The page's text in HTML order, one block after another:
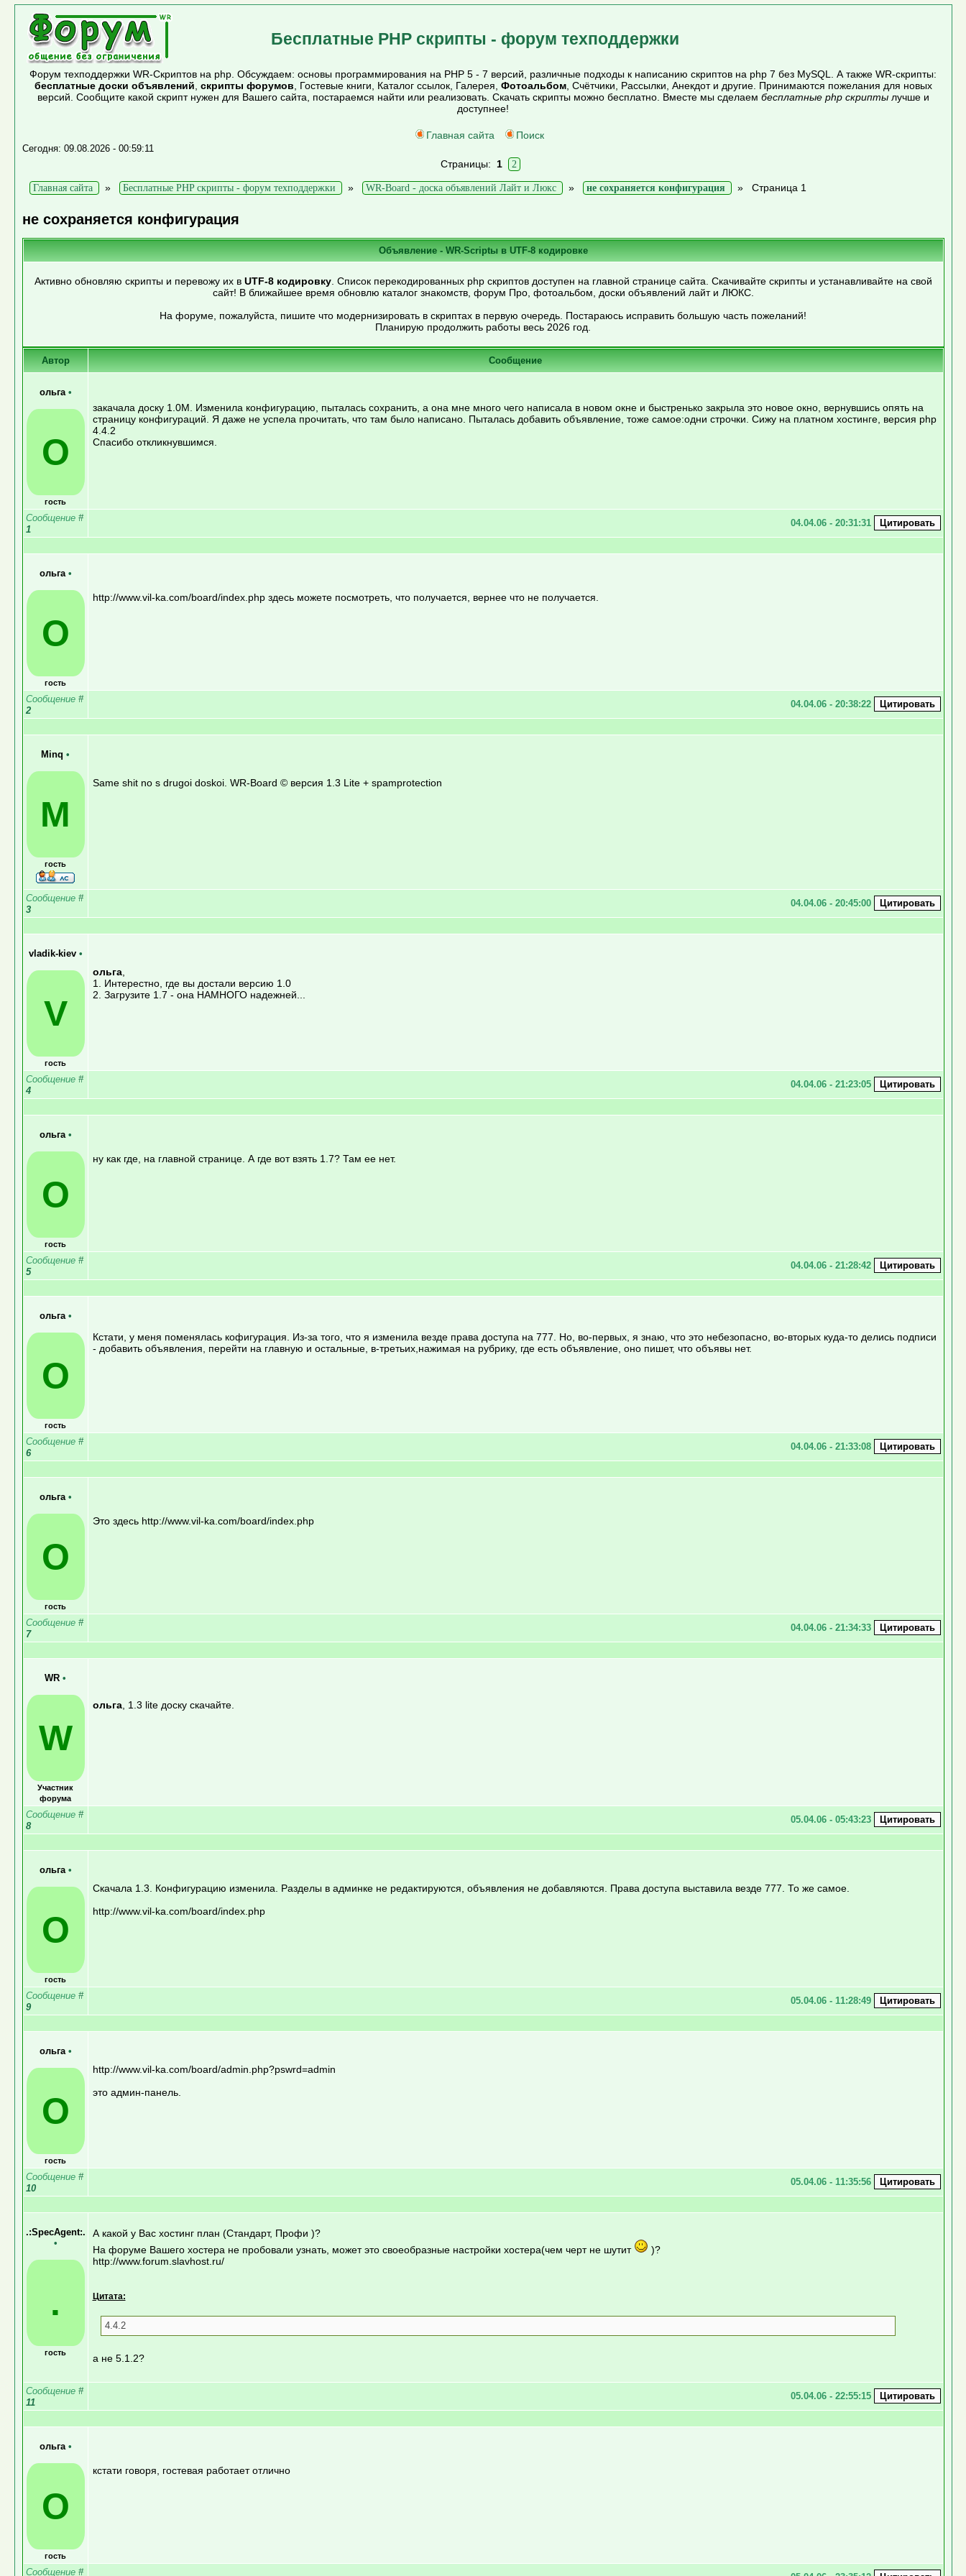
Бесплатные PHP скрипты - форум техподдержки
Форум техподдержки WR-Скриптов на php. Обсуждаем: основы программирования на PHP 5 - 7 версий, различные подходы к написанию скриптов на php 7 без MySQL. А также WR-скрипты:
бесплатные доски объявлений скрипты форумов , Гостевые книги, Каталог ссылок, Галерея, Фотоальбом, Счётчики, Рассылки, Анекдот и другие. Принимаются пожелания для новых
версий. Сообщите какой скрипт нужен для Вашего сайта, постараемся найти или реализовать. Скачать скрипты можно бесплатно. Вместе мы сделаем бесплатные php скриптылучше и
доступнее!
Главная сайта Поиск
Сегодня: 09.08.2026 - 00:59:11
Страницы: 1 2
Главная сайта » Бесплатные PHP скрипты - форум техподдержки » WR-Board - доска объявлений Лайт и Люкс » не сохраняется конфигурация » Страница 1
не сохраняется конфигурация
Объявление - WR-Scriptы в UTF-8 кодировке
Активно обновляю скрипты и перевожу их в UTF-8 кодировку. Список перекодированных php скриптов доступен на главной странице сайта. Скачивайте скрипты и устанавливайте на свой
сайт! В ближайшее время обновлю каталог знакомств, форум Про, фотоальбом, доски объявлений лайт и ЛЮКС.
На форуме, пожалуйста, пишите что модернизировать в скриптах в первую очередь. Постараюсь исправить большую часть пожеланий!
Планирую продолжить работы весь 2026 год.
Автор Сообщение
ольга •
О
гость
закачала доску 1.0М. Изменила конфигурацию, пыталась сохранить, а она мне много чего написала в новом окне и быстренько закрыла это новое окно, вернувшись опять на
страницу конфигураций. Я даже не успела прочитать, что там было написано. Пыталась добавить объявление, тоже самое:одни строчки. Сижу на платном хостинге, версия php
4.4.2
Спасибо откликнувшимся.
Сообщение #
1
04.04.06 - 20:31:31
ольга •
О
гость
http://www.vil-ka.com/board/index.php здесь можете посмотреть, что получается, вернее что не получается.
Сообщение #
2
04.04.06 - 20:38:22
Minq •
M
гость
Same shit no s drugoi doskoi. WR-Board © версия 1.3 Lite + spamprotection
Сообщение #
3
04.04.06 - 20:45:00
vladik-kiev •
V
гость
ольга,
1. Интерестно, где вы достали версию 1.0
2. Загрузите 1.7 - она НАМНОГО надежней...
Сообщение #
4
04.04.06 - 21:23:05
ольга •
О
гость
ну как где, на главной странице. А где вот взять 1.7? Там ее нет.
Сообщение #
5
04.04.06 - 21:28:42
ольга •
О
гость
Кстати, у меня поменялась кофигурация. Из-за того, что я изменила везде права доступа на 777. Но, во-первых, я знаю, что это небезопасно, во-вторых куда-то делись подписи
- добавить объявления, перейти на главную и остальные, в-третьих,нажимая на рубрику, где есть объявление, оно пишет, что объявы нет.
Сообщение #
6
04.04.06 - 21:33:08
ольга •
О
гость
Это здесь http://www.vil-ka.com/board/index.php
Сообщение #
7
04.04.06 - 21:34:33
WR •
W
Участник
форума
ольга, 1.3 lite доску скачайте.
Сообщение #
8
05.04.06 - 05:43:23
ольга •
О
гость
Скачала 1.3. Конфигурацию изменила. Разделы в админке не редактируются, объявления не добавляются. Права доступа выставила везде 777. То же самое.
http://www.vil-ka.com/board/index.php
Сообщение #
9
05.04.06 - 11:28:49
ольга •
О
гость
http://www.vil-ka.com/board/admin.php?pswrd=admin
это админ-панель.
Сообщение #
10
05.04.06 - 11:35:56
.:SpecAgent:.
•
.
гость
А какой у Вас хостинг план (Стандарт, Профи )?
На форуме Вашего хостера не пробовали узнать, может это своеобразные настройки хостера(чем черт не шутит
)?
http://www.forum.slavhost.ru/
Цитата:
4.4.2
а не 5.1.2?
Сообщение #
11
05.04.06 - 22:55:15
ольга •
О
гость
кстати говоря, гостевая работает отлично
Сообщение #